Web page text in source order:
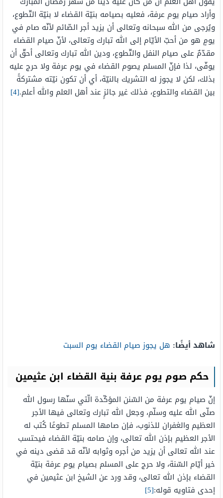
وأراد صيام يوم عرفة، فعليه بصيامه بنيّة القضاء لا بنيّة التّطوع،
ويُرجى من الله سبحانه وتعالى أن يزيد أجر الصّائم لأنّه صام في
يومٍ هو من أحبّ الأيّام إلى الله تبارك وتعالى، لأنّ صيام القضاء
مقدّمٌ على صيام النفل والتّطوع، ودين الله تبارك وتعالى أحقّ أن
يوفّى، لذا فإنّ المسلم يصوم القضاء في يوم عرفة ولا حرج عليه
بذلك، لكن لا يجوز له التشريك بالنيّة، أي أن تكون نيّته مشتركةً
بين القضاء والتطوع، فذلك غير جائزٍ عند أهل العلم والله أعلم.[4]
شاهد أيضًا: هل يجوز صيام القضاء يوم السبت
حكم صوم يوم عرفة بنية القضاء ابن عثيمين
إنّ صيام يوم عرفة من السّنن المؤكّدة الّتي سنّها رسول الله
صلّى الله عليه وسلّم، وجعل الله تبارك وتعالى فيها الأجر
العظيم والغفران للذنوب، فإن صامها المسلم تطوعًا كُتب له
الأجر العظيم بإذن الله تعالى، وإن صامه بنيّة القضاء فيحتسب
عند الله تعالى أن يزيد من أجره وثوابه لأنّه قد قضى دينه في
خير أيّام السّنة، ولا حرج على المسلم بصيام يوم عرفة بنيّة
القضاء بإذن الله تعالى، وقد ورد عن الشيخ ابن عثيمين في
إحدى فتاويه قوله:[5]